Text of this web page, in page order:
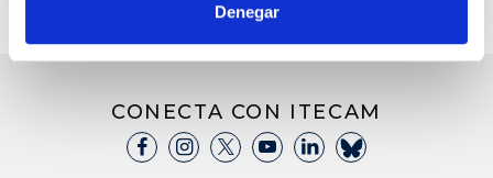
Denegar
CONECTA CON ITECAM